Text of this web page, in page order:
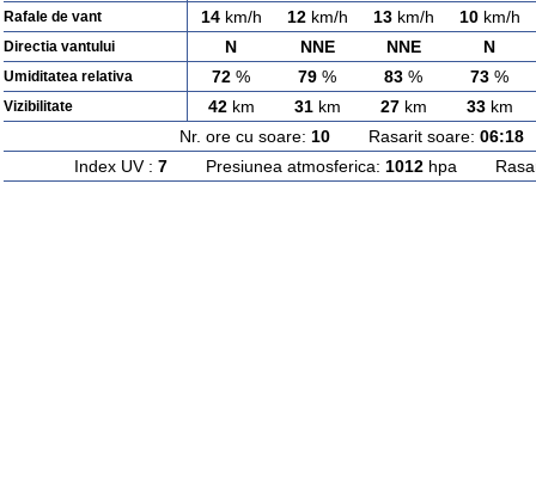
Rafale de vant 14km/h 12km/h 13km/h 10km/h
Directia vantului N NNE NNE N
Umiditatea relativa 72 % 79 % 83 % 73 %
Vizibilitate 42km 31km 27km 33km
Nr. ore cu soare: 10Rasarit soare: 06:18
Index UV : 7Presiunea atmosferica: 1012hpa